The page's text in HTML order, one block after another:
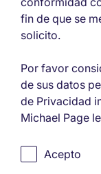
fin de que se
solicito.
Por favor
de sus datos
de Privacidad
Michael Page
Acepto